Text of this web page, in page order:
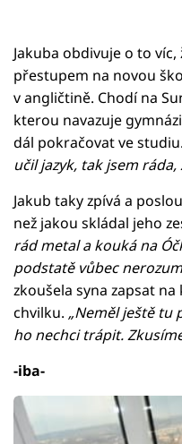
Jakuba obdivuje o to
přestupem na novou
v angličtině. Chodí na
kterou navazuje
dál pokračovat ve studiu.
učil jazyk, tak jsem ráda,
Jakub taky zpívá a
než jakou skládal jeho
rád metal a kouká na
podstatě vůbec
zkoušela syna zapsat
chvilku. „Neměl ještě
ho nechci trápit.
-iba-